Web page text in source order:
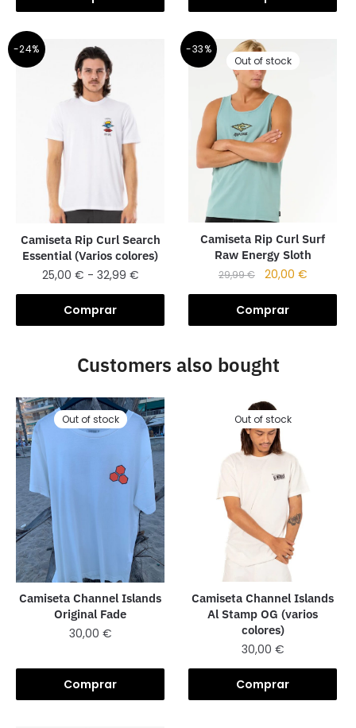
-24%
Camiseta Rip Curl Search
Essential (Varios colores)
25,00 € - 32,99 €
Comprar
-33%
Out of stock
Camiseta Rip Curl Surf
Raw Energy Sloth
29,99€ 20,00 €
Comprar
Customers also bought
Out of stock
Camiseta Channel Islands
Original Fade
30,00 €
Comprar
Out of stock
Camiseta Channel Islands
Al Stamp OG (varios
colores)
30,00 €
Comprar